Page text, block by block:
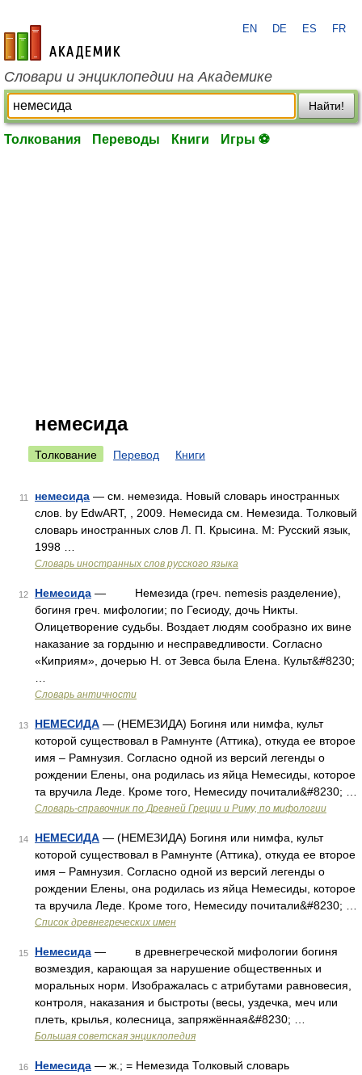
academic.ru
EN DE ES FR
Словари и энциклопедии на Академике
Найти!
Толкования Переводы Книги Игры ⚽
немесида
Толкование Перевод Книги
11 немесида — см. немезида. Новый словарь иностранных
слов. by EdwART, , 2009. Немесида см. Немезида. Толковый
словарь иностранных слов Л. П. Крысина. М: Русский язык,
1998 …
Словарь иностранных слов русского языка
12 Немесида — Немезида (греч. nemesis разделение),
богиня греч. мифологии; по Гесиоду, дочь Никты.
Олицетворение судьбы. Воздает людям сообразно их вине
наказание за гордыню и несправедливости. Согласно
«Киприям», дочерью Н. от Зевса была Елена. Культ&#8230;
Словарь античности
13 НЕМЕСИДА — (НЕМЕЗИДА) Богиня или нимфа, культ
которой существовал в Рамнунте (Аттика), откуда ее второе
имя – Рамнузия. Согласно одной из версий легенды о
рождении Елены, она родилась из яйца Немесиды, которое
та вручила Леде. Кроме того, Немесиду почитали&#8230; …
Cловарь-справочник по Древней Греции и Риму, по мифологии
14 НЕМЕСИДА — (НЕМЕЗИДА) Богиня или нимфа, культ
которой существовал в Рамнунте (Аттика), откуда ее второе
имя – Рамнузия. Согласно одной из версий легенды о
рождении Елены, она родилась из яйца Немесиды, которое
та вручила Леде. Кроме того, Немесиду почитали&#8230; …
Список древнегреческих имен
15 Немесида — в древнегреческой мифологии богиня
возмездия, карающая за нарушение общественных и
моральных норм. Изображалась с атрибутами равновесия,
контроля, наказания и быстроты (весы, уздечка, меч или
плеть, крылья, колесница, запряжённая&#8230; …
Большая советская энциклопедия
16 Немесида — ж.; = Немезида Толковый словарь